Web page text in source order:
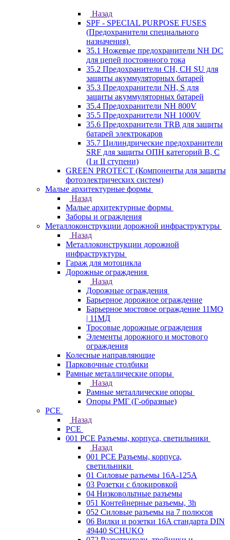
Назад
SPF - SPECIAL PURPOSE FUSES
(Предохранители специального
назначения)
35.1 Ножевые предохранители NH DC
для цепей постоянного тока
35.2 Предохранители CH, CH SU для
защиты акуммуляторных батарей
35.3 Предохранители NH, S для
защиты акуммуляторных батарей
35.4 Предохранители NH 800V
35.5 Предохранители NH 1000V
35.6 Предохранители TRB для защиты
батарей электрокаров
35.7 Цилиндрические предохранители
SRF для защиты ОПН категорий B, C
(I и II ступени)
GREEN PROTECT (Компоненты для защиты
фотоэлектрических систем)
Малые архитектурные формы
Назад
Малые архитектурные формы
Заборы и ограждения
Металлоконструкции дорожной инфраструктуры
Назад
Металлоконструкции дорожной
инфраструктуры
Гараж для мотоцикла
Дорожные ограждения
Назад
Дорожные ограждения
Барьерное дорожное ограждение
Барьерное мостовое ограждение 11МО
| 11МД
Тросовые дорожные ограждения
Элементы дорожного и мостового
ограждения
Колесные направляющие
Парковочные столбики
Рамные металлические опоры
Назад
Рамные металлические опоры
Опоры РМГ (Г-образные)
PCE
Назад
PCE
001 PCE Разъемы, корпуса, светильники
Назад
001 PCE Разъемы, корпуса,
светильники
01 Силовые разъемы 16А-125А
03 Розетки с блокировкой
04 Низковольтные разъемы
051 Контейнерные разъемы, 3h
052 Силовые разъемы на 7 полюсов
06 Вилки и розетки 16A стандарта DIN
49440 SCHUKO